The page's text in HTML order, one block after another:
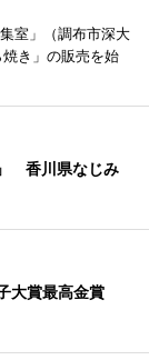
室」（調布市深大
き」の販売を始
香川県なじみ
大賞最高金賞